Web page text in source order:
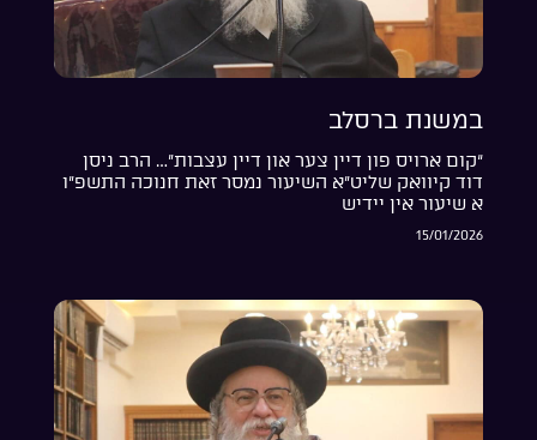
במשנת ברסלב
“קום ארויס פון דיין צער און דיין עצבות”… הרב ניסן
דוד קיוואק שליט”א השיעור נמסר זאת חנוכה התשפ”ו
א שיעור אין יידיש
15/01/2026